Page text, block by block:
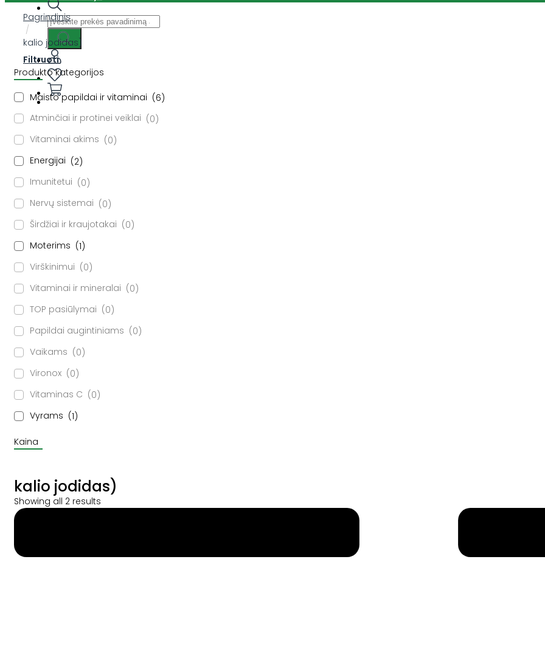
Ieškoti:
Pagrindinis
/
kalio jodidas)
Filtruoti
Produkto kategorijos
Maisto papildai ir vitaminai
6
Atminčiai ir protinei veiklai
0
Vitaminai akims
0
Energijai
2
Imunitetui
0
Nervų sistemai
0
Širdžiai ir kraujotakai
0
Moterims
1
Virškinimui
0
Vitaminai ir mineralai
0
TOP pasiūlymai
0
Papildai augintiniams
0
Vaikams
0
Vironox
0
Vitaminas C
0
Vyrams
1
Kaina
kalio jodidas)
Showing all 2 results